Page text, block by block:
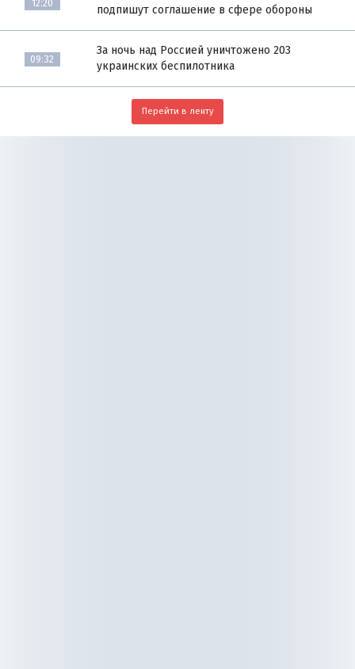
12:20
подпишут соглашение в сфере обороны
09:32
За ночь над Россией уничтожено 203
украинских беспилотника
Перейти в ленту